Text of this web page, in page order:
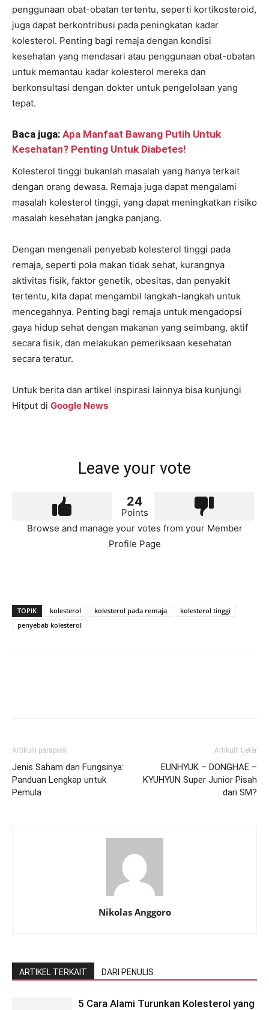
penggunaan obat-obatan tertentu, seperti kortikosteroid,
juga dapat berkontribusi pada peningkatan kadar
kolesterol. Penting bagi remaja dengan kondisi
kesehatan yang mendasari atau penggunaan obat-obatan
untuk memantau kadar kolesterol mereka dan
berkonsultasi dengan dokter untuk pengelolaan yang
tepat.
Baca juga: Apa Manfaat Bawang Putih Untuk
Kesehatan? Penting Untuk Diabetes!
Kolesterol tinggi bukanlah masalah yang hanya terkait
dengan orang dewasa. Remaja juga dapat mengalami
masalah kolesterol tinggi, yang dapat meningkatkan risiko
masalah kesehatan jangka panjang.
Dengan mengenali penyebab kolesterol tinggi pada
remaja, seperti pola makan tidak sehat, kurangnya
aktivitas fisik, faktor genetik, obesitas, dan penyakit
tertentu, kita dapat mengambil langkah-langkah untuk
mencegahnya. Penting bagi remaja untuk mengadopsi
gaya hidup sehat dengan makanan yang seimbang, aktif
secara fisik, dan melakukan pemeriksaan kesehatan
secara teratur.
Untuk berita dan artikel inspirasi lainnya bisa kunjungi
Hitput di Google News
Leave your vote
24
Points
Browse and manage your votes from your Member
Profile Page
TOPIK kolesterol kolesterol pada remaja
kolesterol tinggi
penyebab kolesterol
Artikulli paraprak
Jenis Saham dan Fungsinya:
Panduan Lengkap untuk
Pemula
Artikulli tjetër
EUNHYUK – DONGHAE –
KYUHYUN Super Junior Pisah
dari SM?
Nikolas Anggoro
ARTIKEL TERKAIT DARI PENULIS
5 Cara Alami Turunkan Kolesterol yang